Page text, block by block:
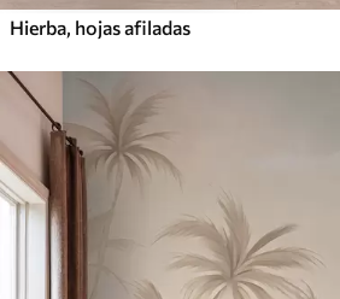
Hierba, hojas afiladas